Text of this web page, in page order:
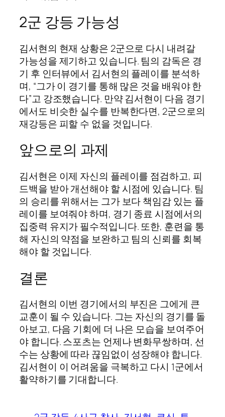
2군 강등 가능성
김서현의 현재 상황은 2군으로 다시 내려갈
가능성을 제기하고 있습니다. 팀의 감독은 경
기 후 인터뷰에서 김서현의 플레이를 분석하
며, “그가 이 경기를 통해 많은 것을 배워야 한
다”고 강조했습니다. 만약 김서현이 다음 경기
에서도 비슷한 실수를 반복한다면, 2군으로의
재강등은 피할 수 없을 것입니다.
앞으로의 과제
김서현은 이제 자신의 플레이를 점검하고, 피
드백을 받아 개선해야 할 시점에 있습니다. 팀
의 승리를 위해서는 그가 보다 책임감 있는 플
레이를 보여줘야 하며, 경기 종료 시점에서의
집중력 유지가 필수적입니다. 또한, 훈련을 통
해 자신의 약점을 보완하고 팀의 신뢰를 회복
해야 할 것입니다.
결론
김서현의 이번 경기에서의 부진은 그에게 큰
교훈이 될 수 있습니다. 그는 자신의 경기를 돌
아보고, 다음 기회에 더 나은 모습을 보여주어
야 합니다. 스포츠는 언제나 변화무쌍하며, 선
수는 상황에 따라 끊임없이 성장해야 합니다.
김서현이 이 어려움을 극복하고 다시 1군에서
활약하기를 기대합니다.